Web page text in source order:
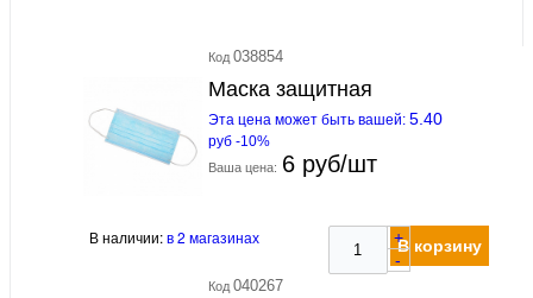
Код 038854
Маска защитная
Эта цена может быть вашей: 5.40
руб -10%
Ваша цена: 6 руб/шт
В наличии:в 2 магазинах
+
-
В корзину
Код 040267